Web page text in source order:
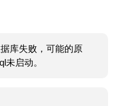
库失败，可能的原
未启动。